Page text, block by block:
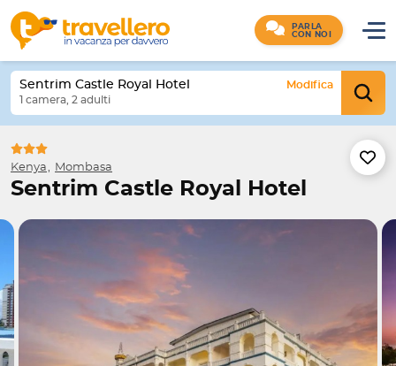
PARLA
CON NOI
Sentrim Castle Royal Hotel
Modifica
1 camera, 2 adulti
Kenya Mombasa
Sentrim Castle Royal Hotel